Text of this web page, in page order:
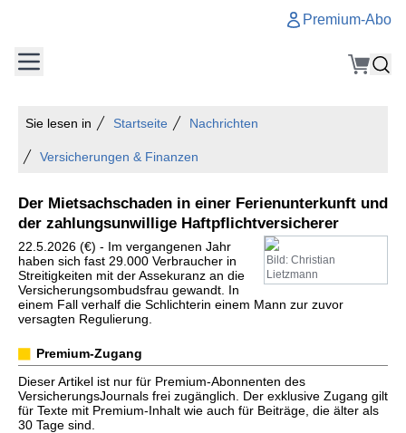
Premium-Abo
Sie lesen in Startseite Nachrichten
Versicherungen & Finanzen
Der Mietsachschaden in einer Ferienunterkunft und
der zahlungsunwillige Haftpflichtversicherer
Bild: Christian
Lietzmann
22.5.2026 (€) - Im vergangenen Jahr
haben sich fast 29.000 Verbraucher in
Streitigkeiten mit der Assekuranz an die
Versicherungsombudsfrau gewandt. In
einem Fall verhalf die Schlichterin einem Mann zur zuvor
versagten Regulierung.
Premium-Zugang
Dieser Artikel ist nur für Premium-Abonnenten des
VersicherungsJournals frei zugänglich. Der exklusive Zugang gilt
für Texte mit Premium-Inhalt wie auch für Beiträge, die älter als
30 Tage sind.